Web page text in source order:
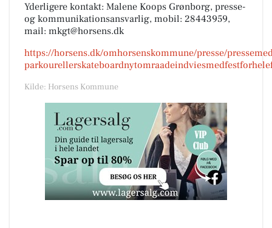
Yderligere kontakt: Malene Koops Grønborg, presse-
og kommunikationsansvarlig, mobil: 28443959,
mail: mkgt@horsens.dk
https://horsens.dk/omhorsenskommune/presse/
Kilde: Horsens Kommune